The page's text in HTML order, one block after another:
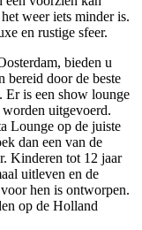
weer iets minder is.
en rustige sfeer.
bieden u
bereid door de beste
Er is een show lounge
uitgevoerd.
Lounge op de juiste
dan een van de
Kinderen tot 12 jaar
uitleven en de
hen is ontworpen.
op de Holland